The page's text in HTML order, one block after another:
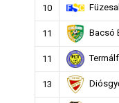
10
11 Bacsó
11
13